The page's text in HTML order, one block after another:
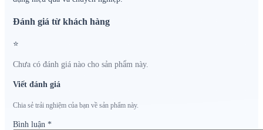
Đánh giá từ khách hàng
⭐
Chưa có đánh giá nào cho sản phẩm này.
Viết đánh giá
Chia sẻ trải nghiệm của bạn về sản phẩm này.
Bình luận *